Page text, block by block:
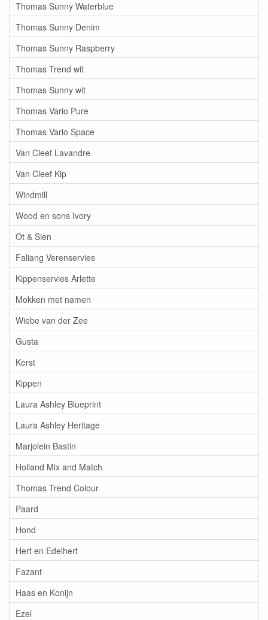
Thomas Sunny Waterblue
Thomas Sunny Denim
Thomas Sunny Raspberry
Thomas Trend wit
Thomas Sunny wit
Thomas Vario Pure
Thomas Vario Space
Van Cleef Lavandre
Van Cleef Kip
Windmill
Wood en sons Ivory
Ot & Sien
Faliang Verenservies
Kippenservies Arlette
Mokken met namen
Wiebe van der Zee
Gusta
Kerst
Kippen
Laura Ashley Blueprint
Laura Ashley Heritage
Marjolein Bastin
Holland Mix and Match
Thomas Trend Colour
Paard
Hond
Hert en Edelhert
Fazant
Haas en Konijn
Ezel